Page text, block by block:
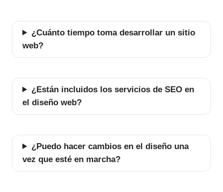
¿Cuánto tiempo toma desarrollar un sitio
web?
¿Están incluidos los servicios de SEO en
el diseño web?
¿Puedo hacer cambios en el diseño una
vez que esté en marcha?